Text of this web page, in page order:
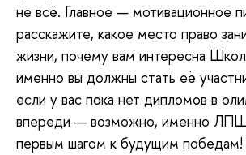
не всё. Главное — мотивационное
расскажите, какое место право
жизни, почему вам интересна
именно вы должны стать её
если у вас пока нет дипломов в
впереди — возможно, именно ЛПШ
первым шагом к будущим победам!